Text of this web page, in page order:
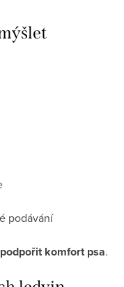
podávání
komfort psa.